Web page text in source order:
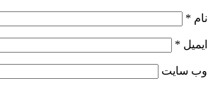
نام *
ایمیل *
وب‌ سایت